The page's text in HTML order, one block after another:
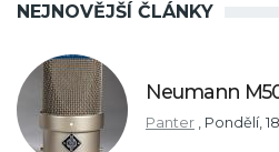
NEJNOVĚJŠÍ ČLÁNKY
Neumann
Panter Pondělí,